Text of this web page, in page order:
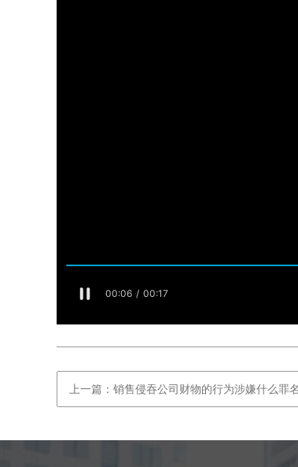
上一篇：销售侵吞公司财物的行为涉嫌什么罪